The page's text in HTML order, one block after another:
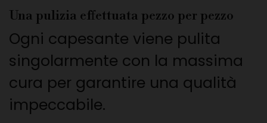
Una pulizia effettuata pezzo per pezzo
Ogni capesante viene pulita
singolarmente con la massima
cura per garantire una qualità
impeccabile.